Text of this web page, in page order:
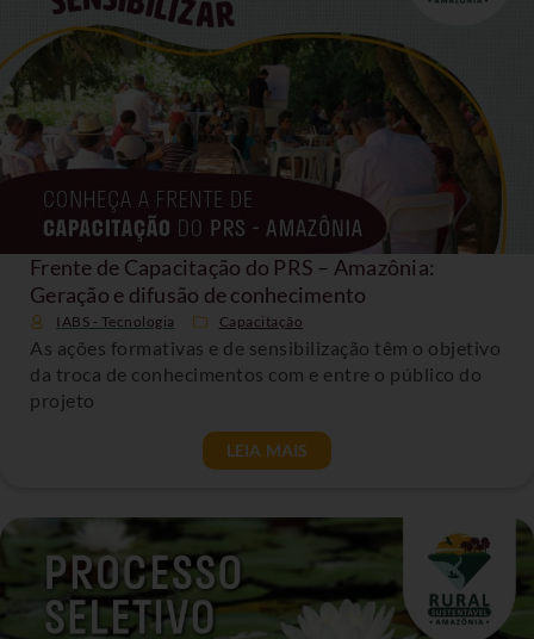
Frente de Capacitação do PRS – Amazônia:
Geração e difusão de conhecimento
IABS - Tecnologia Capacitação
As ações formativas e de sensibilização têm o objetivo
da troca de conhecimentos com e entre o público do
projeto
LEIA MAIS